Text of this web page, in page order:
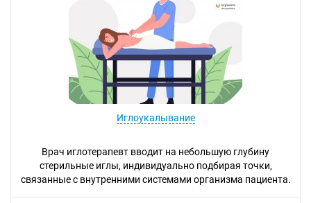
Иглоукалывание
Врач иглотерапевт вводит на небольшую глубину
стерильные иглы, индивидуально подбирая точки,
связанные с внутренними системами организма пациента.